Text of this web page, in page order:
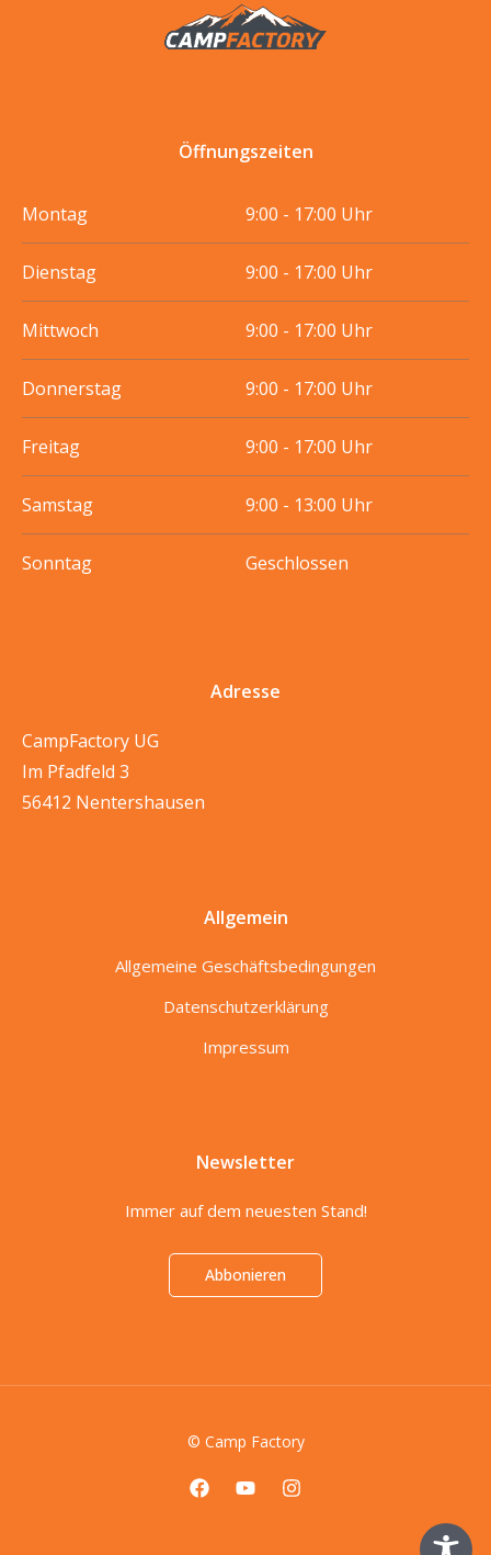
Öffnungszeiten
Montag 9:00 - 17:00 Uhr
Dienstag 9:00 - 17:00 Uhr
Mittwoch 9:00 - 17:00 Uhr
Donnerstag 9:00 - 17:00 Uhr
Freitag 9:00 - 17:00 Uhr
Samstag 9:00 - 13:00 Uhr
Sonntag Geschlossen
Adresse
CampFactory UG
Im Pfadfeld 3
56412 Nentershausen
Allgemein
Allgemeine Geschäftsbedingungen
Datenschutzerklärung
Impressum
Newsletter
Immer auf dem neuesten Stand!
Abbonieren
© Camp Factory